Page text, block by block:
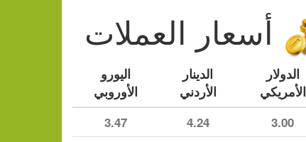
أسعار العملات
الدولار
الأمريكي
الدينار
الأردني
اليورو
الأوروبي
3.00
4.24
3.47